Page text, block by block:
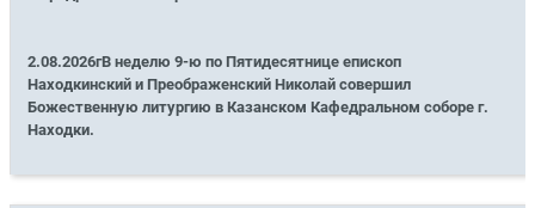
2.08.2026гВ неделю 9-ю по Пятидесятнице епископ
Находкинский и Преображенский Николай совершил
Божественную литургию в Казанском Кафедральном соборе г.
Находки.